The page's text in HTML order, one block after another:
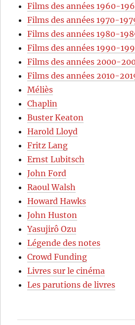
Films des années 1960-
Films des années 1970-
Films des années 1980-
Films des années 1990-
Films des années 2000-
Films des années 2010-
Méliès
Chaplin
Buster Keaton
Harold Lloyd
Fritz Lang
Ernst Lubitsch
John Ford
Raoul Walsh
Howard Hawks
John Huston
Yasujirô Ozu
Légende des notes
Crowd Funding
Livres sur le cinéma
Les parutions de livres